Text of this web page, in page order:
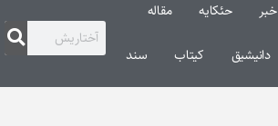
خبر حئکایه مقاله‌
دانیشیق کیتاب سند